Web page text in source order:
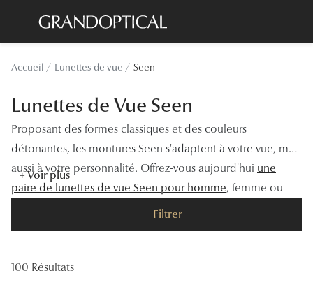
principal
Sélection -30%
Sélection -50%
Lunettes de vue
Sélection -20%
Nos
Examen
Onesight
Accueil Lunettes de vue Seen
Lunettes de Vue Seen
Proposant des formes classiques et des couleurs
détonantes, les montures Seen s'adaptent à votre vue, mais
aussi à votre personnalité. Offrez-vous aujourd'hui une
paire de lunettes de vue Seen pour homme, femme ou
+ Voir plus
Filtrer
100 Résultats